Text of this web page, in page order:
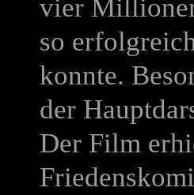
vier
so
konnte.
der
Der Film